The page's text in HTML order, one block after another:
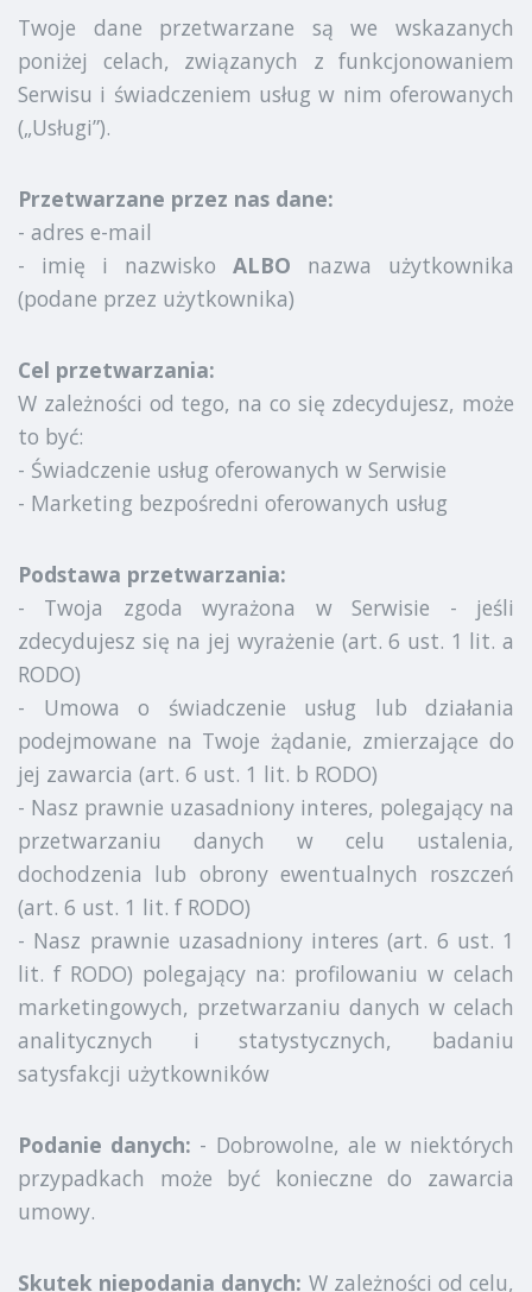
Twoje dane przetwarzane są we wskazanych
poniżej celach, związanych z funkcjonowaniem
Serwisu i świadczeniem usług w nim oferowanych
(„Usługi”).
Przetwarzane przez nas dane:
- adres e-mail
- imię i nazwisko ALBO nazwa użytkownika
(podane przez użytkownika)
Cel przetwarzania:
W zależności od tego, na co się zdecydujesz, może
to być:
- Świadczenie usług oferowanych w Serwisie
- Marketing bezpośredni oferowanych usług
Podstawa przetwarzania:
- Twoja zgoda wyrażona w Serwisie - jeśli
zdecydujesz się na jej wyrażenie (art. 6 ust. 1 lit. a
RODO)
- Umowa o świadczenie usług lub działania
podejmowane na Twoje żądanie, zmierzające do
jej zawarcia (art. 6 ust. 1 lit. b RODO)
- Nasz prawnie uzasadniony interes, polegający na
przetwarzaniu danych w celu ustalenia,
dochodzenia lub obrony ewentualnych roszczeń
(art. 6 ust. 1 lit. f RODO)
- Nasz prawnie uzasadniony interes (art. 6 ust. 1
lit. f RODO) polegający na: profilowaniu w celach
marketingowych, przetwarzaniu danych w celach
analitycznych i statystycznych, badaniu
satysfakcji użytkowników
Podanie danych: - Dobrowolne, ale w niektórych
przypadkach może być konieczne do zawarcia
umowy.
Skutek niepodania danych: W zależności od celu,